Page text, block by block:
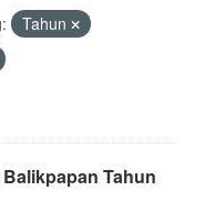
Tahun
Tahun